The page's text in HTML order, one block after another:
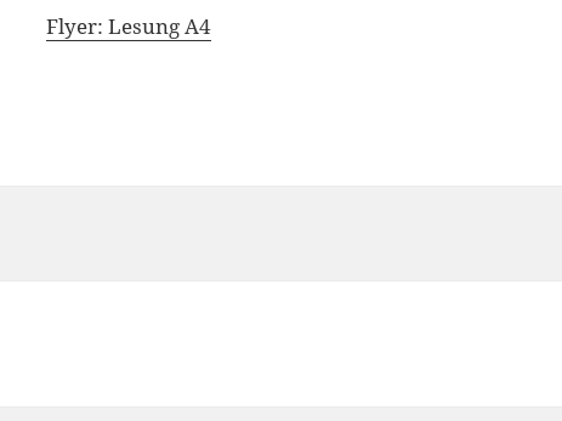
Flyer: Lesung A4